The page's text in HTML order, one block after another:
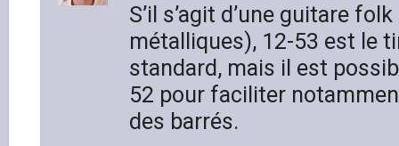
S’il s’agit d’une guitare
métalliques), 12-53 est le
standard, mais il est
52 pour faciliter
des barrés.